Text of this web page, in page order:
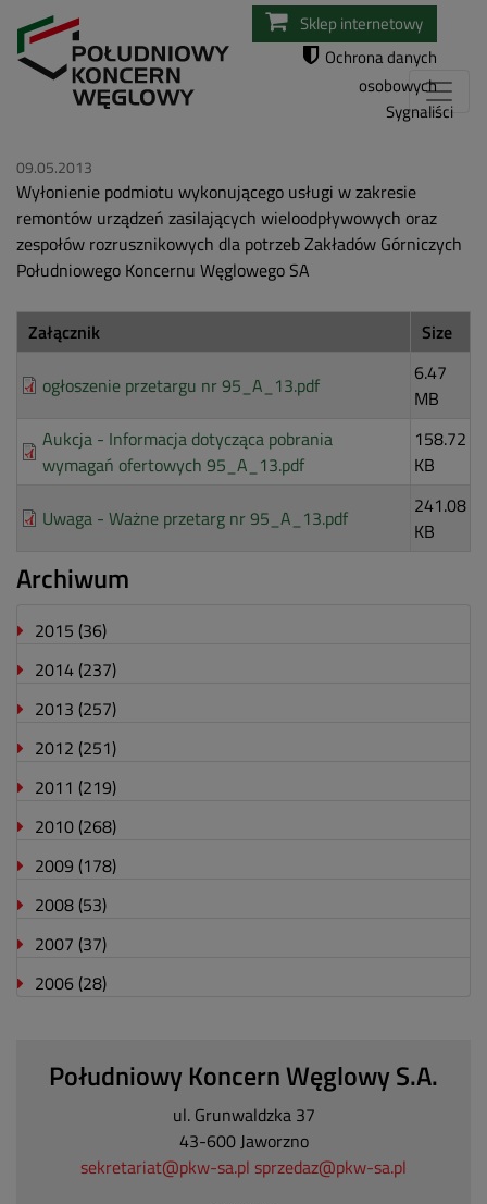
Przejdź
do
Sklep internetowy
Ochrona danych
osobowych
Sygnaliści
09.05.2013
Wyłonienie podmiotu wykonującego usługi w zakresie
remontów urządzeń zasilających wieloodpływowych oraz
zespołów rozrusznikowych dla potrzeb Zakładów Górniczych
Południowego Koncernu Węglowego SA
Załącznik Size
ogłoszenie przetargu nr 95_A_13.pdf
6.47
MB
Aukcja - Informacja dotycząca pobrania
wymagań ofertowych 95_A_13.pdf
158.72
KB
Uwaga - Ważne przetarg nr 95_A_13.pdf
241.08
KB
Archiwum
2015 (36)
2014 (237)
2013 (257)
2012 (251)
2011 (219)
2010 (268)
2009 (178)
2008 (53)
2007 (37)
2006 (28)
Południowy Koncern Węglowy S.A.
ul. Grunwaldzka 37
43-600 Jaworzno
sekretariat@pkw-sa.pl sprzedaz@pkw-sa.pl